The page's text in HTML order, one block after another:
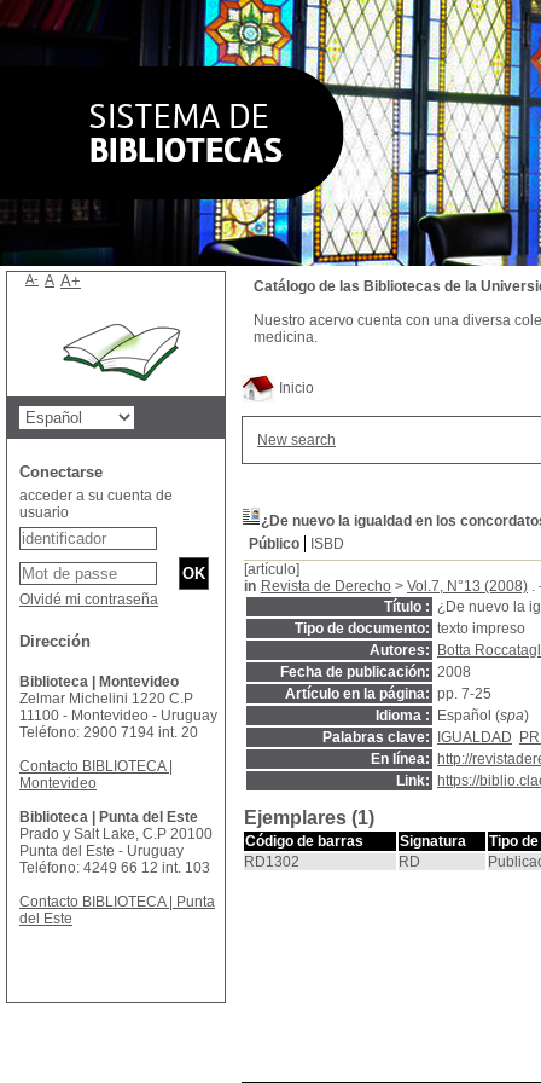
Inicio
New search
¿De nuevo la igualdad en los
Público
ISBD
[artículo]
in Revista de Derecho > Vol.7, N°13 (2008) .
Título : ¿De nuevo la
Tipo de documento: texto impreso
Autores:
Botta
Fecha de publicación: 2008
Artículo en la página: pp. 7-25
Idioma :
Español (spa)
Palabras clave:
IGUALDAD
En línea:
http://
Link:
https://
Ejemplares (1)
Código de barras Signatura
Tipo
RD1302
RD
Catálogo de las Bibliotecas de la
Nuestro acervo cuenta con una diversa
medicina.
A- A A+
Conectarse
acceder a su cuenta de
usuario
Olvidé mi contraseña
Dirección
Biblioteca | Montevideo
Zelmar Michelini 1220 C.P
11100 - Montevideo - Uruguay
Teléfono: 2900 7194 int. 20
Contacto BIBLIOTECA |
Montevideo
Biblioteca | Punta del Este
Prado y Salt Lake, C.P 20100
Punta del Este - Uruguay
Teléfono: 4249 66 12 int. 103
Contacto BIBLIOTECA | Punta
del Este